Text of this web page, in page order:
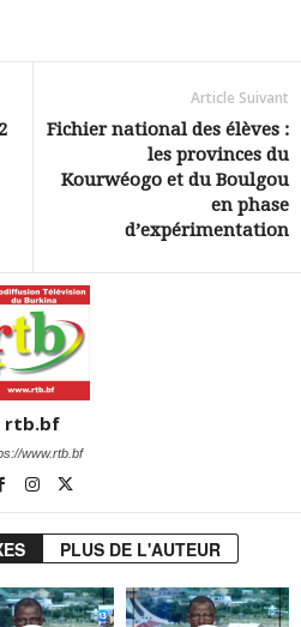
Article Suivant
Fichier national des élèves :
les provinces du
Kourwéogo et du Boulgou
en phase
d’expérimentation
rtb.bf
www.rtb.bf
PLUS DE L'AUTEUR